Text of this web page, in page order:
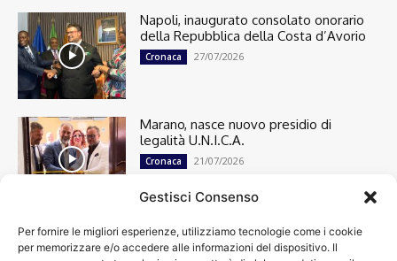
Gestisci Consenso
Per fornire le migliori esperienze, utilizziamo tecnologie come i cookie
per memorizzare e/o accedere alle informazioni del dispositivo. Il
Napoli, inaugurato consolato onorario
della Repubblica della Costa d’Avorio
Cronaca 27/07/2026
Marano, nasce nuovo presidio di
legalità U.N.I.C.A.
Cronaca 21/07/2026
Cronaca
13501